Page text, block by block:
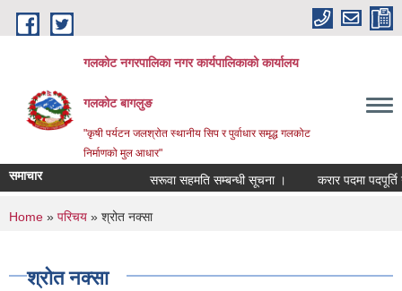
Skip to main content
गलकोट नगरपालिका नगर कार्यपालिकाको कार्यालय
गलकोट बागलुङ
"कृषी पर्यटन जलश्रोत स्थानीय सिप र पुर्वाधार समृद्ध गलकोट
निर्माणको मुल आधार"
समाचार सरूवा सहमति सम्बन्धी सूचना । करार पदमा पदपूर्ति
You are here
Home » परिचय » श्रोत नक्सा
श्रोत नक्सा